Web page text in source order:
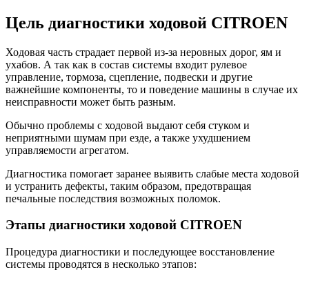
Цель диагностики ходовой CITROEN
Ходовая часть страдает первой из-за неровных дорог, ям и
ухабов. А так как в состав системы входит рулевое
управление, тормоза, сцепление, подвески и другие
важнейшие компоненты, то и поведение машины в случае их
неисправности может быть разным.
Обычно проблемы с ходовой выдают себя стуком и
неприятными шумам при езде, а также ухудшением
управляемости агрегатом.
Диагностика помогает заранее выявить слабые места ходовой
и устранить дефекты, таким образом, предотвращая
печальные последствия возможных поломок.
Этапы диагностики ходовой CITROEN
Процедура диагностики и последующее восстановление
системы проводятся в несколько этапов: